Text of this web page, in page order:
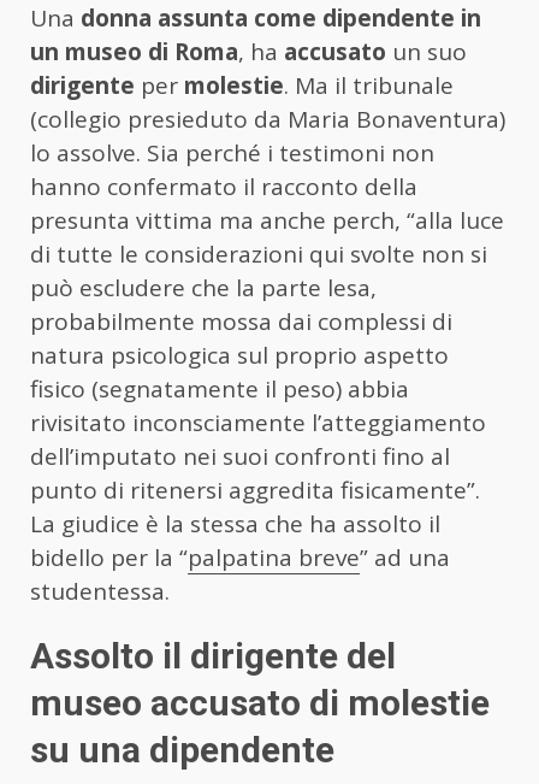
Una donna assunta come dipendente in
un museo di Roma, ha accusato un suo
dirigente per molestie. Ma il tribunale
(collegio presieduto da Maria Bonaventura)
lo assolve. Sia perché i testimoni non
hanno confermato il racconto della
presunta vittima ma anche perch, “alla luce
di tutte le considerazioni qui svolte non si
può escludere che la parte lesa,
probabilmente mossa dai complessi di
natura psicologica sul proprio aspetto
fisico (segnatamente il peso) abbia
rivisitato inconsciamente l’atteggiamento
dell’imputato nei suoi confronti fino al
punto di ritenersi aggredita fisicamente”.
La giudice è la stessa che ha assolto il
bidello per la “palpatina breve” ad una
studentessa.
Assolto il dirigente del
museo accusato di molestie
su una dipendente